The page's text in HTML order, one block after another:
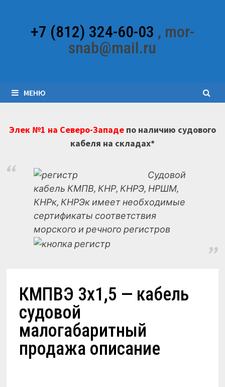
содержимому+7 (812) 324-60-03 , mor-
snab@mail.ru
МЕНЮ
Элек №1 на Северо-Западепо наличию судового
кабеля на складах*
Судовой
кабель КМПВ, КНР, КНРЭ, НРШМ,
КНРк, КНРЭк имеет необходимые
сертификаты соответствия
морского и речного регистров
КМПВЭ 3х1,5 — кабель
судовой
малогабаритный
продажа описание